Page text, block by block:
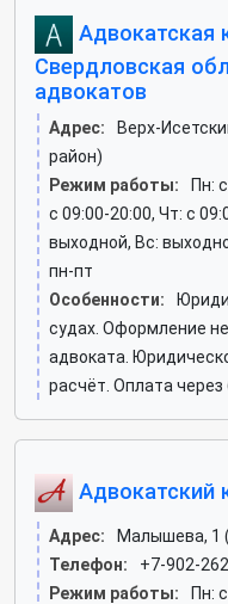
Адвокатская
Свердловская
адвокатов
Адрес:
Верх-
район)
Режим работы:
Пн:
c 09:00-20:00, Чт: c
выходной, Вс:
пн-пт
Особенности:
судах. Оформление
адвоката.
расчёт. Оплата через
Адвокатский
Адрес:
Малышева, 1
Телефон:
+7-902-
Режим работы:
Пн: